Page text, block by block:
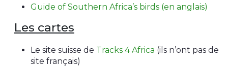
Guide of Southern Africa’s birds (en anglais)
Les cartes
Le site suisse de Tracks 4 Africa (ils n’ont pas de
site français)